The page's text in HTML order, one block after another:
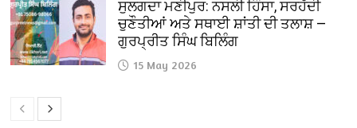
ਸੁਲਗਦਾ ਮਣੀਪੁਰ: ਨਸਲੀ ਹਿੰਸਾ, ਸਰਹੱਦੀ
ਚੁਣੌਤੀਆਂ ਅਤੇ ਸਥਾਈ ਸ਼ਾਂਤੀ ਦੀ ਤਲਾਸ਼ —
ਗੁਰਪ੍ਰੀਤ ਸਿੰਘ ਬਿਲਿੰਗ
15 May 2026